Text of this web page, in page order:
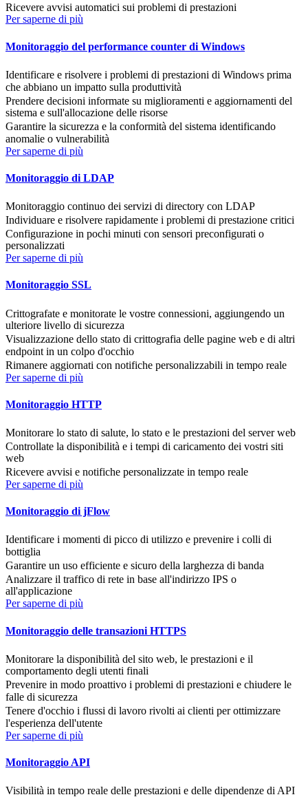
Ricevere avvisi automatici sui problemi di prestazioni
Per saperne di più
Monitoraggio del performance counter di Windows
Identificare e risolvere i problemi di prestazioni di Windows prima
che abbiano un impatto sulla produttività
Prendere decisioni informate su miglioramenti e aggiornamenti del
sistema e sull'allocazione delle risorse
Garantire la sicurezza e la conformità del sistema identificando
anomalie o vulnerabilità
Per saperne di più
Monitoraggio di LDAP
Monitoraggio continuo dei servizi di directory con LDAP
Individuare e risolvere rapidamente i problemi di prestazione critici
Configurazione in pochi minuti con sensori preconfigurati o
personalizzati
Per saperne di più
Monitoraggio SSL
Crittografate e monitorate le vostre connessioni, aggiungendo un
ulteriore livello di sicurezza
Visualizzazione dello stato di crittografia delle pagine web e di altri
endpoint in un colpo d'occhio
Rimanere aggiornati con notifiche personalizzabili in tempo reale
Per saperne di più
Monitoraggio HTTP
Monitorare lo stato di salute, lo stato e le prestazioni del server web
Controllate la disponibilità e i tempi di caricamento dei vostri siti
web
Ricevere avvisi e notifiche personalizzate in tempo reale
Per saperne di più
Monitoraggio di jFlow
Identificare i momenti di picco di utilizzo e prevenire i colli di
bottiglia
Garantire un uso efficiente e sicuro della larghezza di banda
Analizzare il traffico di rete in base all'indirizzo IPS o
all'applicazione
Per saperne di più
Monitoraggio delle transazioni HTTPS
Monitorare la disponibilità del sito web, le prestazioni e il
comportamento degli utenti finali
Prevenire in modo proattivo i problemi di prestazioni e chiudere le
falle di sicurezza
Tenere d'occhio i flussi di lavoro rivolti ai clienti per ottimizzare
l'esperienza dell'utente
Per saperne di più
Monitoraggio API
Visibilità in tempo reale delle prestazioni e delle dipendenze di API